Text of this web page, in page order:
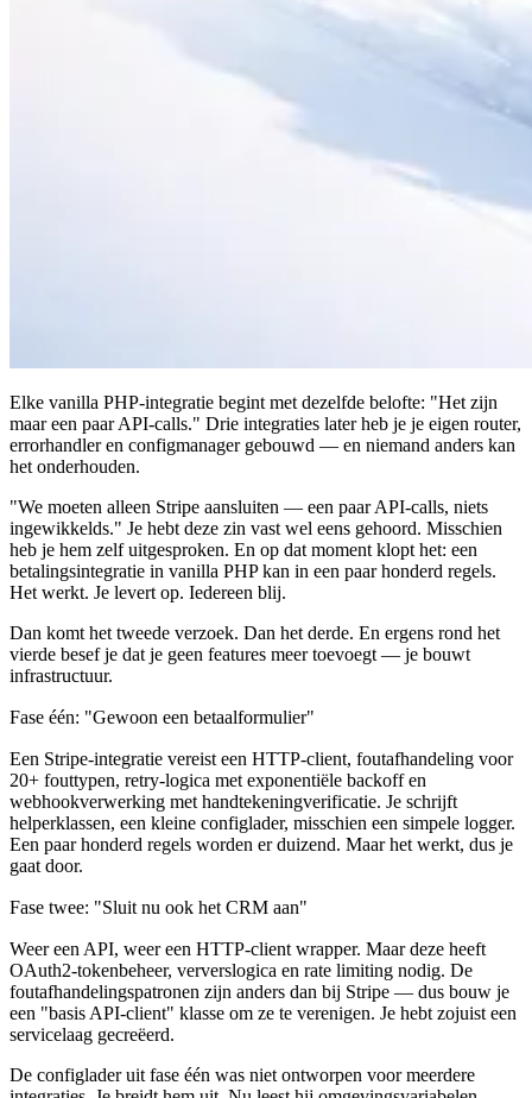
Elke vanilla PHP-integratie begint met dezelfde belofte: "Het zijn
maar een paar API-calls." Drie integraties later heb je je eigen router,
errorhandler en configmanager gebouwd — en niemand anders kan
het onderhouden.
"We moeten alleen Stripe aansluiten — een paar API-calls, niets
ingewikkelds." Je hebt deze zin vast wel eens gehoord. Misschien
heb je hem zelf uitgesproken. En op dat moment klopt het: een
betalingsintegratie in vanilla PHP kan in een paar honderd regels.
Het werkt. Je levert op. Iedereen blij.
Dan komt het tweede verzoek. Dan het derde. En ergens rond het
vierde besef je dat je geen features meer toevoegt — je bouwt
infrastructuur.
Fase één: "Gewoon een betaalformulier"
Een Stripe-integratie vereist een HTTP-client, foutafhandeling voor
20+ fouttypen, retry-logica met exponentiële backoff en
webhookverwerking met handtekeningverificatie. Je schrijft
helperklassen, een kleine configlader, misschien een simpele logger.
Een paar honderd regels worden er duizend. Maar het werkt, dus je
gaat door.
Fase twee: "Sluit nu ook het CRM aan"
Weer een API, weer een HTTP-client wrapper. Maar deze heeft
OAuth2-tokenbeheer, ververslogica en rate limiting nodig. De
foutafhandelingspatronen zijn anders dan bij Stripe — dus bouw je
een "basis API-client" klasse om ze te verenigen. Je hebt zojuist een
servicelaag gecreëerd.
De configlader uit fase één was niet ontworpen voor meerdere